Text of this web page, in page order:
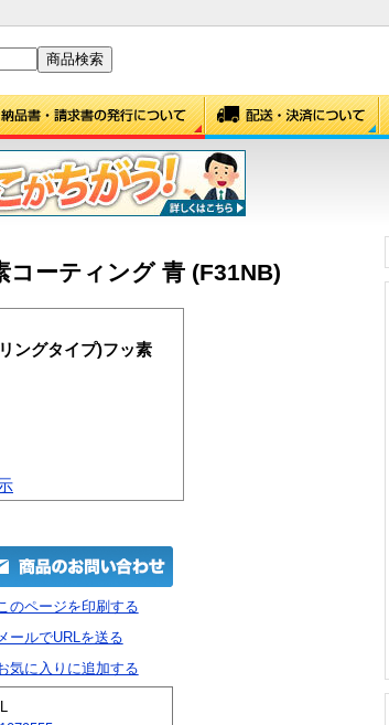
ーティング 青 (F31NB)
ングタイプ)フッ素
のページを印刷する
ールでURLを送る
気に入りに追加する